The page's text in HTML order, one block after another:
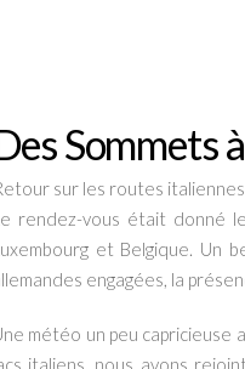
Sommets
sur les routes
rendez-vous était donné
et Belgique. Un
engagées, la
météo un peu
italiens, nous avons